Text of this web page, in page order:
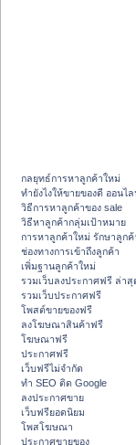
กลยุทธ์การหาลูกค้าใหม่
ทํายังไงให้ขายของดี ออนไ
วิธีการหาลูกค้าของ sale
วิธีหาลูกค้ากลุ่มเป้าหมาย
การหาลูกค้าใหม่ รักษาลูกค้
ช่องทางการเข้าถึงลูกค้า
เพิ่มฐานลูกค้าใหม่
รวมเว็บลงประกาศฟรี ล่าสุ
รวมเว็บประกาศฟรี
โพสต์ขายของฟรี
ลงโฆษณาสินค้าฟรี
โฆษณาฟรี
ประกาศฟรี
เว็บฟรีไม่จำกัด
ทำ SEO ติด Google
ลงประกาศขาย
เว็บฟรียอดนิยม
โพสโฆษณา
ประกาศขายของ